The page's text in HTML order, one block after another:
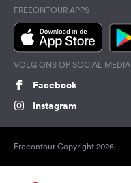
FREEONTOUR APPS
VOLG ONS OP SOCIAL MEDIA
Facebook
Instagram
Freeontour Copyright 2026